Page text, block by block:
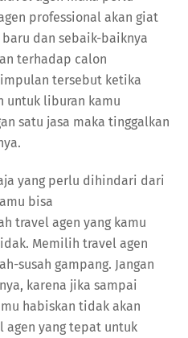
professional akan giat
dan sebaik-baiknya
terhadap calon
tersebut ketika
untuk liburan kamu
satu jasa maka tinggalkan
yang perlu dihindari dari
bisa
travel agen yang kamu
Memilih travel agen
susah gampang. Jangan
karena jika sampai
habiskan tidak akan
agen yang tepat untuk